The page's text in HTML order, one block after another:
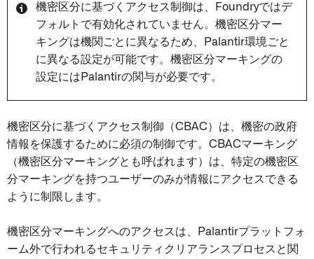
機密区分に基づくアクセス制御は、Foundryではデ
フォルトで有効化されていません。機密区分マー
キングは機関ごとに異なるため、Palantir環境ごと
に異なる設定が可能です。機密区分マーキングの
設定にはPalantirの関与が必要です。
機密区分に基づくアクセス制御（CBAC）は、機密の政府
情報を保護するために必須の制御です。CBACマーキング
（機密区分マーキングとも呼ばれます）は、特定の機密区
分マーキングを持つユーザーのみが情報にアクセスできる
ように制限します。
機密区分マーキングへのアクセスは、Palantirプラットフォ
ーム外で行われるセキュリティクリアランスプロセスと関